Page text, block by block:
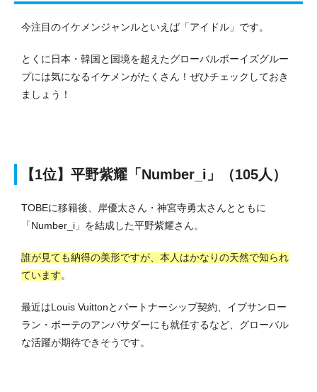
今注目のイケメンジャンルといえば「アイドル」です。
とくに日本・韓国と国境を超えたグローバルボーイズグルー
プには気になるイケメンがたくさん！ぜひチェックしておき
ましょう！
【1位】平野紫耀「Number_i」（105人）
TOBEに移籍後、岸優太さん・神宮寺勇太さんとともに
「Number_i」を結成した平野紫耀さん。
誰が見ても納得の美形ですが、本人はかなりの天然で知られ
ています。
最近はLouis Vuittonとパートナーシップ契約、イブサンロー
ラン・ボーテのアンバサダーにも就任するなど、グローバル
な活躍が期待できそうです。